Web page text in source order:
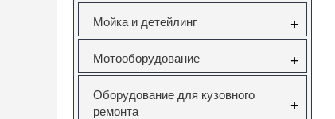
Мойка и детейлинг +
Мотооборудование +
Оборудование для кузовного
ремонта
+